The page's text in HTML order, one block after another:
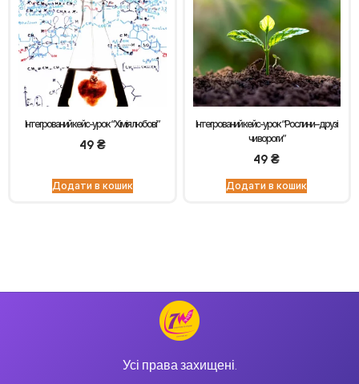
Інтегрований кейс-урок “Хімія любові”
49 ₴
Додати в кошик
Інтегрований кейс-урок “Рослини – друзі
чи вороги”
49₴
Додати в кошик
Усі права захищені.